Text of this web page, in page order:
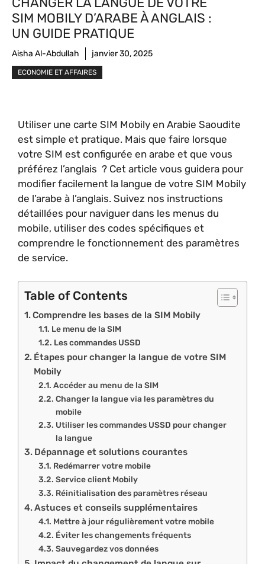
SIM MOBILY D’ARABE À ANGLAIS :
UN GUIDE PRATIQUE
Aisha Al-Abdullah janvier 30, 2025
ECONOMIE ET AFFAIRES
Utiliser une carte SIM Mobily en Arabie Saoudite
est simple et pratique. Mais que faire lorsque
votre SIM est configurée en arabe et que vous
préférez l’anglais ? Cet article vous guidera pour
modifier facilement la langue de votre SIM Mobily
de l’arabe à l’anglais. Suivez nos instructions
détaillées pour naviguer dans les menus du
mobile, utiliser des codes spécifiques et
comprendre le fonctionnement des paramètres
de service.
Table of Contents
Comprendre les bases de la SIM Mobily
Le menu de la SIM
Les commandes USSD
Étapes pour changer la langue de votre SIM
Mobily
Accéder au menu de la SIM
Changer la langue via les paramètres du
mobile
Utiliser les commandes USSD pour changer
la langue
Dépannage et solutions courantes
Redémarrer votre mobile
Service client Mobily
Réinitialisation des paramètres réseau
Astuces et conseils supplémentaires
Mettre à jour régulièrement votre mobile
Éviter les changements fréquents
Sauvegardez vos données